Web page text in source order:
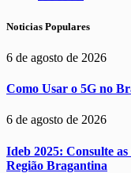
Noticias Populares
6 de agosto de 2026
Como Usar o 5G no
6 de agosto de 2026
Ideb 2025: Consulte as
Região Bragantina